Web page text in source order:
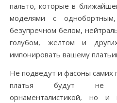
пальто, которые в
моделями с
безупречном белом,
голубом, желтом и
импонировать вашему
Не подведут и фасоны самих
платья будут не
орнаменталистикой, но и